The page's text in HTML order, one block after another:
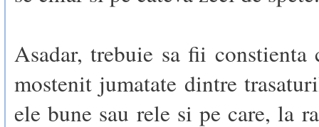
Asadar, trebuie sa fii constienta
mostenit jumatate dintre
ele bune sau rele si pe care, la